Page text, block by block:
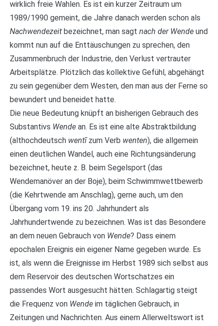
wirklich freie Wahlen. Es ist ein kurzer Zeitraum um
1989/1990 gemeint, die Jahre danach werden schon als
Nachwendezeit bezeichnet, man sagt nach der Wende und
kommt nun auf die Enttäuschungen zu sprechen, den
Zusammenbruch der Industrie, den Verlust vertrauter
Arbeitsplätze. Plötzlich das kollektive Gefühl, abgehängt
zu sein gegenüber dem Westen, den man aus der Ferne so
bewundert und beneidet hatte.
Die neue Bedeutung knüpft an bisherigen Gebrauch des
Substantivs Wende an. Es ist eine alte Abstraktbildung
(althochdeutsch wentīzum Verb wenten), die allgemein
einen deutlichen Wandel, auch eine Richtungsänderung
bezeichnet, heute z. B. beim Segelsport (das
Wendemanöver an der Boje), beim Schwimmwettbewerb
(die Kehrtwende am Anschlag), gerne auch, um den
Übergang vom 19. ins 20. Jahrhundert als
Jahrhundertwende zu bezeichnen. Was ist das Besondere
an dem neuen Gebrauch von Wende? Dass einem
epochalen Ereignis ein eigener Name gegeben wurde. Es
ist, als wenn die Ereignisse im Herbst 1989 sich selbst aus
dem Reservoir des deutschen Wortschatzes ein
passendes Wort ausgesucht hätten. Schlagartig steigt
die Frequenz von Wende im täglichen Gebrauch, in
Zeitungen und Nachrichten. Aus einem Allerweltswort ist